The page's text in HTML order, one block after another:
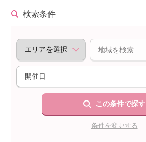
検索条件
この条件で探す
条件を変更する